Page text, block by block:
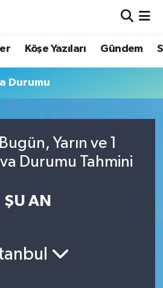
Köşe Yazıları Gündem
Durumu
Yarın ve 1
Durumu Tahmini
ŞU AN
ve Fikstür